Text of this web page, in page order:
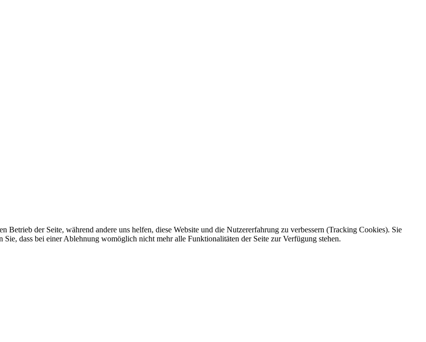
Betrieb der Seite, während andere uns helfen, diese Website und die Nutzererfahrung zu verbessern (Tracking Cookies). Sie
dass bei einer Ablehnung womöglich nicht mehr alle Funktionalitäten der Seite zur Verfügung stehen.